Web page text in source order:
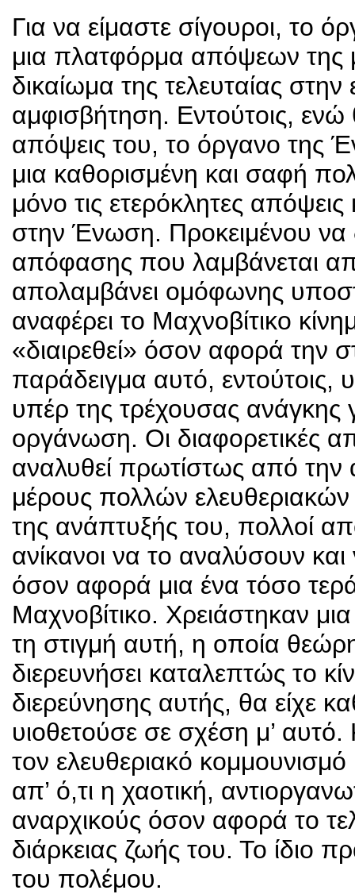
Για να είμαστε σίγουροι, το
μια πλατφόρμα απόψεων της
δικαίωμα της τελευταίας
αμφισβήτηση. Εντούτοις, ενώ
απόψεις του, το όργανο της
μια καθορισμένη και σαφή
μόνο τις ετερόκλητες
στην Ένωση. Προκειμένου να
απόφασης που λαμβάνεται
απολαμβάνει ομόφωνης
αναφέρει το Μαχνοβίτικο
«διαιρεθεί» όσον αφορά την
παράδειγμα αυτό, εντούτοις,
υπέρ της τρέχουσας ανάγκης
οργάνωση. Οι διαφορετικές
αναλυθεί πρωτίστως από την
μέρους πολλών ελευθεριακών
της ανάπτυξής του, πολλοί
ανίκανοι να το αναλύσουν
όσον αφορά μια ένα τόσο
Μαχνοβίτικο. Χρειάστηκαν
τη στιγμή αυτή, η οποία
διερευνήσει καταλεπτώς το
διερεύνησης αυτής, θα είχε
υιοθετούσε σε σχέση μ’ αυτό.
τον ελευθεριακό
απ’ ό,τι η χαοτική,
αναρχικούς όσον αφορά το
διάρκειας ζωής του. Το ίδιο
του πολέμου.